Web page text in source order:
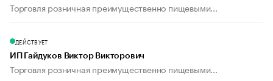
Торговля розничная преимущественно пищевыми...
ДЕЙСТВУЕТ
ИП Гайдуков Виктор Викторович
Торговля розничная преимущественно пищевыми...